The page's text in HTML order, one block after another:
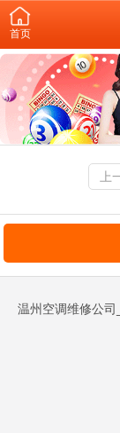
首页
上
温州空调维修公